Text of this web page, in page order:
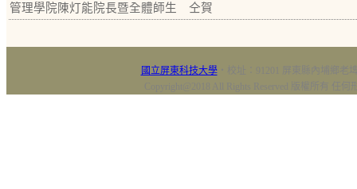
管理學院陳灯能院長暨全體師生 仝賀
國立屏東科技大學‧校址：91201 屏東縣內埔鄉老